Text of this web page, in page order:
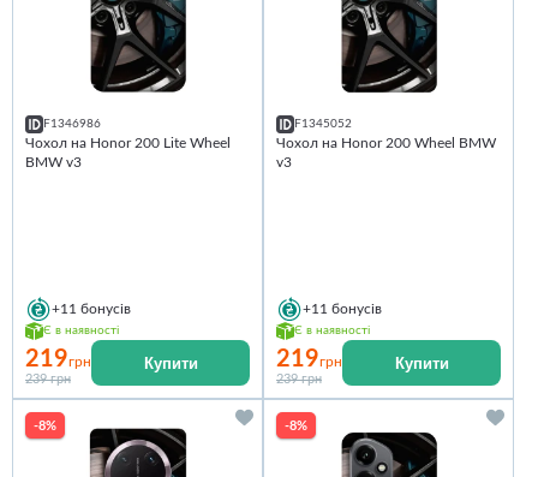
F1346986
Чохол на Honor 200 Lite Wheel
BMW v3
+11 бонусів
Є в наявності
219грн
239 грн
Купити
F1345052
Чохол на Honor 200 Wheel BMW
v3
+11 бонусів
Є в наявності
219грн
239 грн
Купити
-8% -8%